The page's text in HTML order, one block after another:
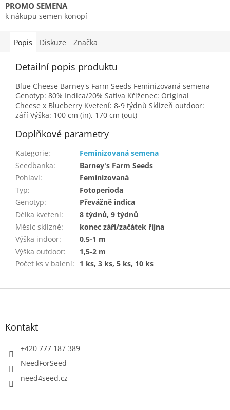
PROMO SEMENA
k nákupu semen konopí
Popis Diskuze Značka
Detailní popis produktu
Blue Cheese Barney's Farm Seeds Feminizovaná semena
Genotyp: 80% Indica/20% Sativa Kříženec: Original
Cheese x Blueberry Kvetení: 8-9 týdnů Sklizeň outdoor:
září Výška: 100 cm (in), 170 cm (out)
Doplňkové parametry
Kategorie:
Feminizovaná semena
Seedbanka:
Barney's Farm Seeds
Pohlaví:
Feminizovaná
Typ:
Fotoperioda
Genotyp:
Převážně indica
Délka kvetení:
8 týdnů, 9 týdnů
Měsíc sklizně:
konec září/začátek října
Výška indoor:
0,5-1 m
Výška outdoor:
1,5-2 m
Počet ks v balení: 1 ks, 3 ks, 5 ks, 10 ks
Z
Kontakt
+420 777 187 389
NeedForSeed
need4seed.cz